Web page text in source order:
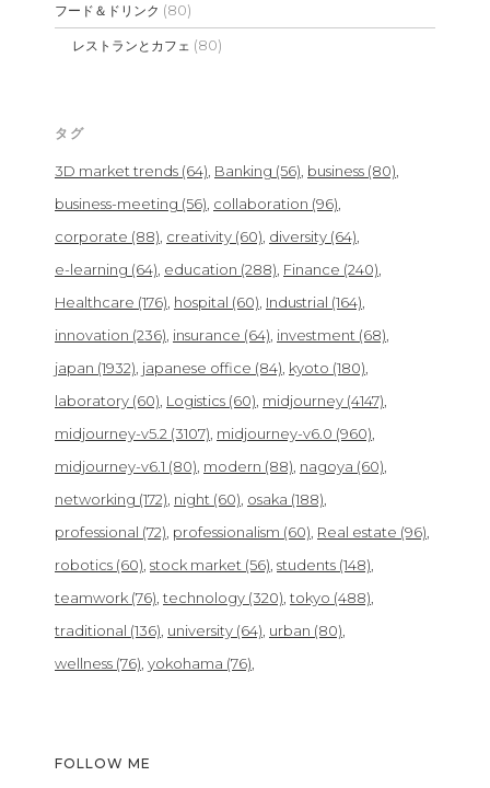
フード＆ドリンク (80)
レストランとカフェ (80)
タグ
3D market trends (64) Banking (56) business (80)
business-meeting (56) collaboration (96)
corporate (88) creativity (60) diversity (64)
e-learning (64) education (288) Finance (240)
Healthcare (176) hospital (60) Industrial (164)
innovation (236) insurance (64) investment (68)
japan (1932) japanese office (84) kyoto (180)
laboratory (60) Logistics (60) midjourney (4147)
midjourney-v5.2 (3107) midjourney-v6.0 (960)
midjourney-v6.1 (80) modern (88) nagoya (60)
networking (172) night (60) osaka (188)
professional (72) professionalism (60) Real estate (96)
robotics (60) stock market (56) students (148)
teamwork (76) technology (320) tokyo (488)
traditional (136) university (64) urban (80)
wellness (76) yokohama (76)
FOLLOW ME